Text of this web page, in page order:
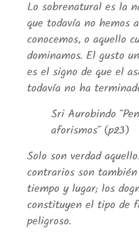
Lo sobrenatural es la
que todavía no hemos
conocemos, o aquello
dominamos. El gusto
es el signo de que el
todavía no ha
Sri Aurobindo
aforismos” (p23)
Solo son verdad
contrarios son
tiempo y lugar; los
constituyen el tipo de
peligroso.